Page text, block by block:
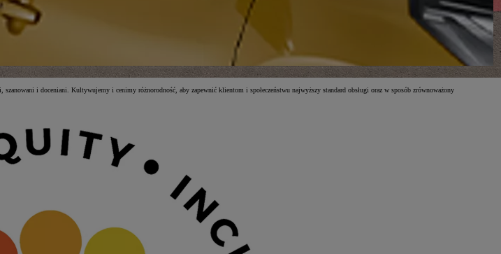
i doceniani. Kultywujemy i cenimy różnorodność, aby zapewnić klientom i społeczeństwu najwyższy standard obsługi oraz w sposób zrównoważony